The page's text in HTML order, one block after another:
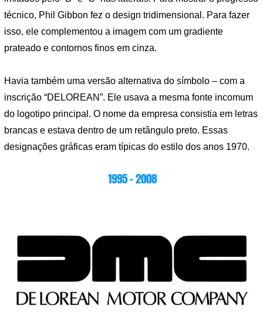
técnico, Phil Gibbon fez o design tridimensional. Para fazer
isso, ele complementou a imagem com um gradiente
prateado e contornos finos em cinza.
Havia também uma versão alternativa do símbolo – com a
inscrição “DELOREAN”. Ele usava a mesma fonte incomum
do logotipo principal. O nome da empresa consistia em letras
brancas e estava dentro de um retângulo preto. Essas
designações gráficas eram típicas do estilo dos anos 1970.
1995 – 2008